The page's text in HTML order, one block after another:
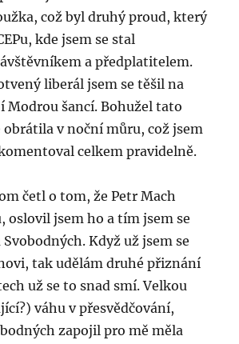
což byl druhý proud, který
kde jsem se stal
a předplatitelem.
liberál jsem se těšil na
Modrou šancí. Bohužel tato
obrátila v noční můru, což jsem
celkem pravidelně.
četl o tom, že Petr Mach
oslovil jsem ho a tím jsem se
Když už jsem se
tak udělám druhé přiznání
už se to snad smí. Velkou
váhu v přesvědčování,
zapojil pro mě měla